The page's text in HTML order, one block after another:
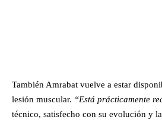
También Amrabat vuelve a estar
lesión muscular. “Está prácticamente
técnico, satisfecho con su evolución y